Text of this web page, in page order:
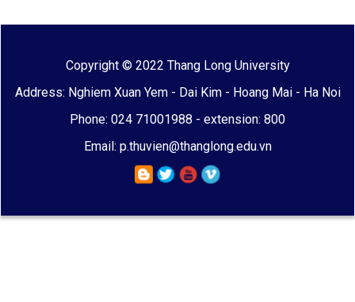
Copyright © 2022 Thang Long University
Address: Nghiem Xuan Yem - Dai Kim - Hoang Mai - Ha Noi
Phone: 024 71001988 - extension: 800
Email: p.thuvien@thanglong.edu.vn